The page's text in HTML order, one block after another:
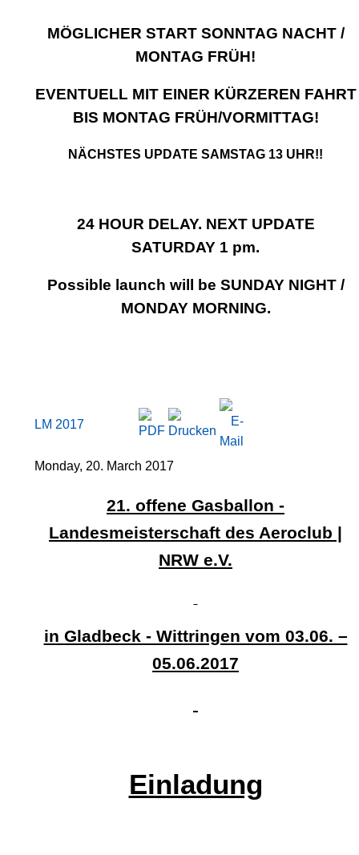
MÖGLICHER START SONNTAG NACHT /
MONTAG FRÜH!
EVENTUELL MIT EINER KÜRZEREN FAHRT
BIS MONTAG FRÜH/VORMITTAG!
NÄCHSTES UPDATE SAMSTAG 13 UHR!!
24 HOUR DELAY. NEXT UPDATE
SATURDAY 1 pm.
Possible launch will be SUNDAY NIGHT /
MONDAY MORNING.
LM 2017
Monday, 20. March 2017
21. offene Gasballon -
Landesmeisterschaft des Aeroclub |
NRW e.V.
in Gladbeck - Wittringen vom 03.06. –
05.06.2017
Einladung